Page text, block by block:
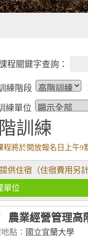
程關鍵字查詢：
練階段
練單位
訓練
程將於開放報名日上午9
提供住宿（住宿費用另計
單位
農業經營管理高
地點： 國立宜蘭大學